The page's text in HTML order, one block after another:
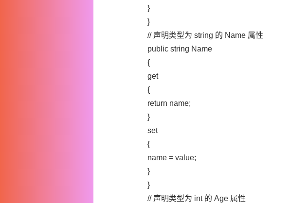
}
}
// 声明类型为 string 的 Name 属性
public string Name
{
get
{
return name;
}
set
{
name = value;
}
}
// 声明类型为 int 的 Age 属性